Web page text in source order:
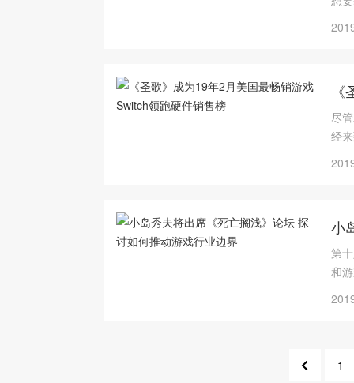
尽
经
小
第
和
149 1